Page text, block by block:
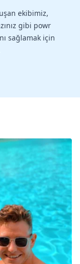
ekibimiz,
gibi powr
sağlamak için